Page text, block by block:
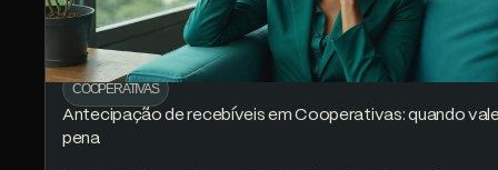
COOPERATIVAS
Antecipação de recebíveis em Cooperativas: quando
pena